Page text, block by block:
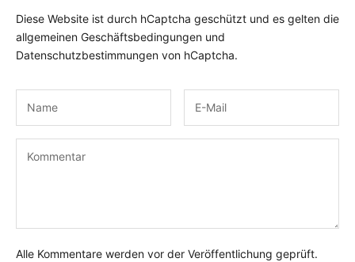
Diese Website ist durch hCaptcha geschützt und es gelten die
allgemeinen Geschäftsbedingungen und
Datenschutzbestimmungen von hCaptcha.
Alle Kommentare werden vor der Veröffentlichung geprüft.